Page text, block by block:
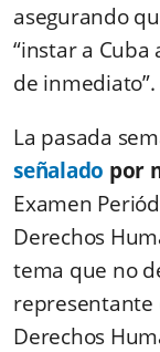
asegurando
“instar a
de inmediato”.
La pasada
señalado por
Examen
Derechos
tema que no
representante
Derechos